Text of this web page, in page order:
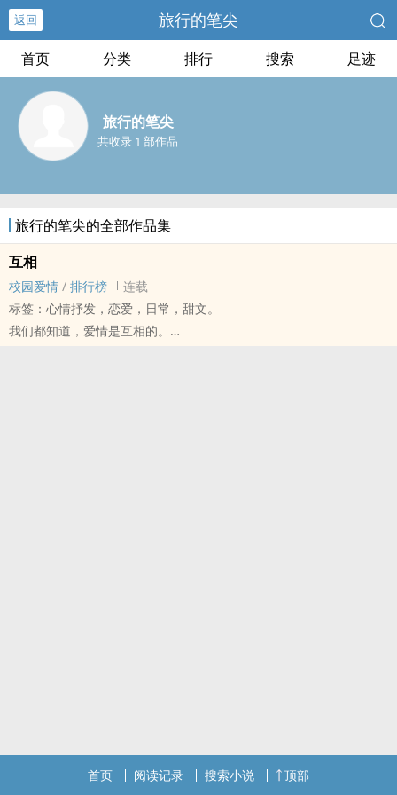
返回 旅行的笔尖
首页 分类 排行 搜索 足迹
旅行的笔尖
共收录 1 部作品
旅行的笔尖的全部作品集
互相
校园爱情 / 排行榜
连载
标签：心情抒发，恋爱，日常，甜文。
我们都知道，爱情是互相的。
首页 阅读记录 搜索小说 顶部